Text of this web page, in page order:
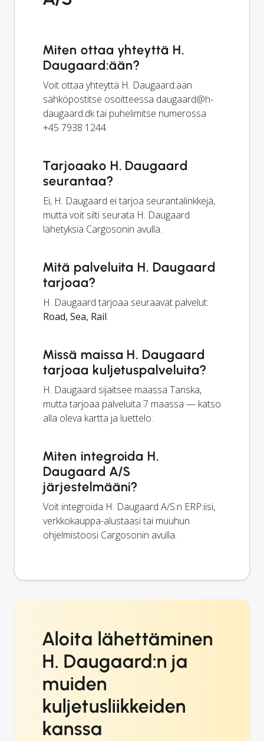
Miten ottaa yhteyttä H.
Daugaard:ään?
Voit ottaa yhteyttä H. Daugaard:ään
sähköpostitse osoitteessa daugaard@h-
daugaard.dktai puhelimitse numerossa
+45 7938 1244.
Tarjoaako H. Daugaard
seurantaa?
Ei, H. Daugaard ei tarjoa seurantalinkkejä,
mutta voit silti seurata H. Daugaard
lähetyksiä Cargosonin avulla.
Mitä palveluita H. Daugaard
tarjoaa?
H. Daugaard tarjoaa seuraavat palvelut:
Road, Sea, Rail.
Missä maissa H. Daugaard
tarjoaa kuljetuspalveluita?
H. Daugaard sijaitsee maassa Tanska,
mutta tarjoaa palveluita 7 maassa — katso
alla oleva kartta ja luettelo.
Miten integroida H.
Daugaard A/S
järjestelmääni?
Voit integroida H. Daugaard A/S:n ERP:iisi,
verkkokauppa-alustaasi tai muuhun
ohjelmistoosi Cargosonin avulla.
Aloita lähettäminen
H. Daugaard:n ja
muiden
kuljetusliikkeiden
kanssa